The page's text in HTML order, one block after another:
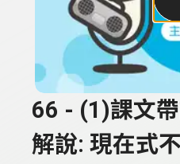
66 - (1)課文
解說: 現在式